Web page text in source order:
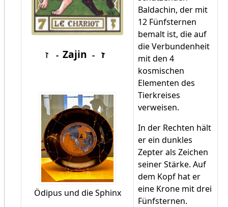
ז - Zajin - ז
Ödipus und die Sphinx
Baldachin, der mit
12 Fünfsternen
bemalt ist, die auf
die Verbundenheit
mit den 4
kosmischen
Elementen des
Tierkreises
verweisen.
In der Rechten hält
er ein dunkles
Zepter als Zeichen
seiner Stärke. Auf
dem Kopf hat er
eine Krone mit drei
Fünfsternen.